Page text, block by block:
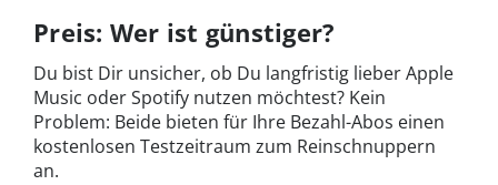
Preis: Wer ist günstiger?
Du bist Dir unsicher, ob Du langfristig lieber Apple
Music oder Spotify nutzen möchtest? Kein
Problem: Beide bieten für Ihre Bezahl-Abos einen
kostenlosen Testzeitraum zum Reinschnuppern
an.